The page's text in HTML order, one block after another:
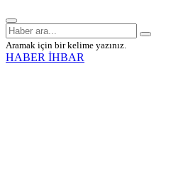
Aramak için bir kelime yazınız.
HABER İHBAR